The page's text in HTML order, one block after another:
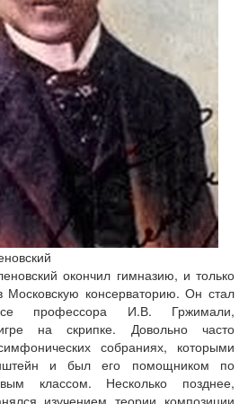
окончил гимназию, и только
Московскую консерваторию. Он стал
профессора И.В. Гржимали,
на скрипке. Довольно часто
собраниях, которыми
и был его помощником по
классом. Несколько позднее,
изучением теории композиции